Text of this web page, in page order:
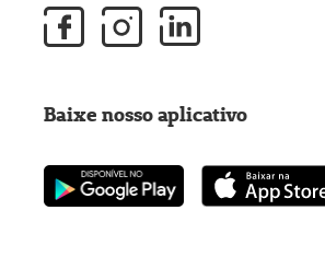
Baixe nosso aplicativo